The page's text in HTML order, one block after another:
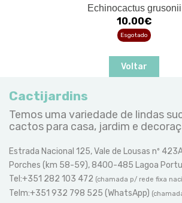
Echinocactus grusonii
10.00€
Esgotado
Voltar
Cactijardins
Temos uma variedade de lindas
cactos para casa, jardim e
Estrada Nacional 125, Vale de Lousas nº
Porches (km 58-59), 8400-485 Lagoa
Tel:+351 282 103 472 (chamada p/ rede fixa
Telm:+351 932 798 525 (WhatsApp)